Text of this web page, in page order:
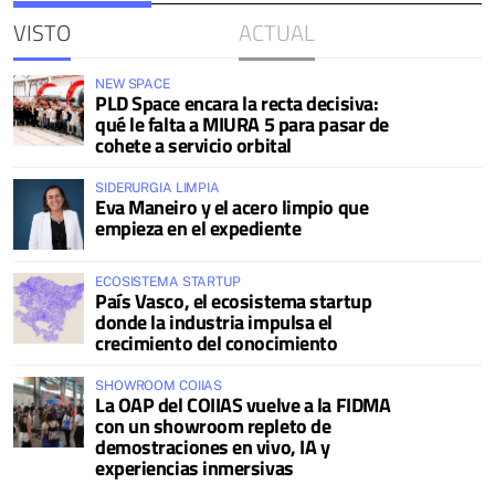
VISTO ACTUAL
NEW SPACE
PLD Space encara la recta decisiva:
qué le falta a MIURA 5 para pasar de
cohete a servicio orbital
SIDERURGIA LIMPIA
Eva Maneiro y el acero limpio que
empieza en el expediente
ECOSISTEMA STARTUP
País Vasco, el ecosistema startup
donde la industria impulsa el
crecimiento del conocimiento
SHOWROOM COIIAS
La OAP del COIIAS vuelve a la FIDMA
con un showroom repleto de
demostraciones en vivo, IA y
experiencias inmersivas